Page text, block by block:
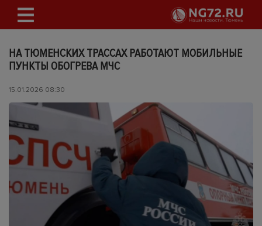
НА ТЮМЕНСКИХ ТРАССАХ РАБОТАЮТ МОБИЛЬНЫЕ
ПУНКТЫ ОБОГРЕВА МЧС
15.01.2026 08:30